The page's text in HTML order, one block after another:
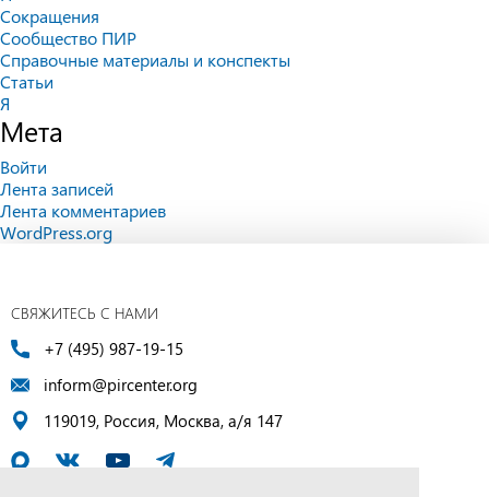
Сокращения
Сообщество ПИР
Справочные материалы и конспекты
Статьи
Я
Мета
Войти
Лента записей
Лента комментариев
WordPress.org
СВЯЖИТЕСЬ С НАМИ
+7 (495) 987-19-15
inform@pircenter.org
119019, Россия, Москва, а/я 147